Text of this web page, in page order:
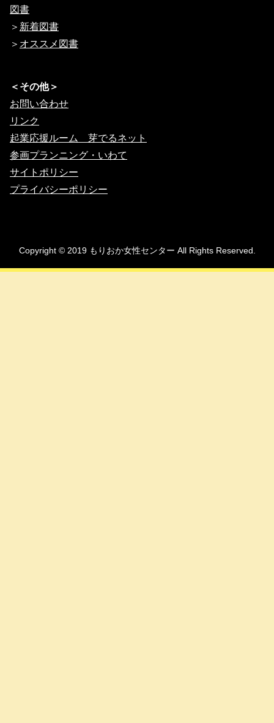
図書
＞ 新着図書
＞ オススメ図書
＜その他＞
お問い合わせ
リンク
起業応援ルーム 芽でるネット
参画プランニング・いわて
サイトポリシー
プライバシーポリシー
Copyright © 2019 もりおか女性センター All Rights Reserved.